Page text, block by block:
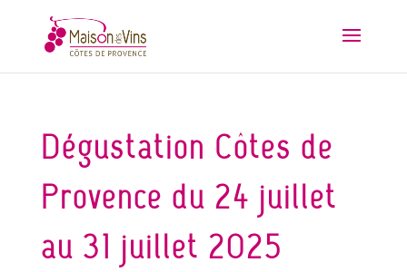
Dégustation Côtes de
Provence du 24 juillet
au 31 juillet 2025